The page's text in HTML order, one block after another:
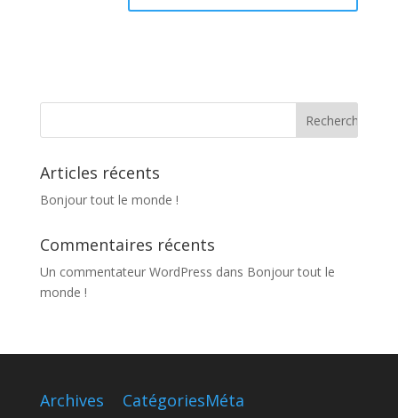
Articles récents
Bonjour tout le monde !
Commentaires récents
Un commentateur WordPress dans Bonjour tout le
monde !
Archives CatégoriesMéta